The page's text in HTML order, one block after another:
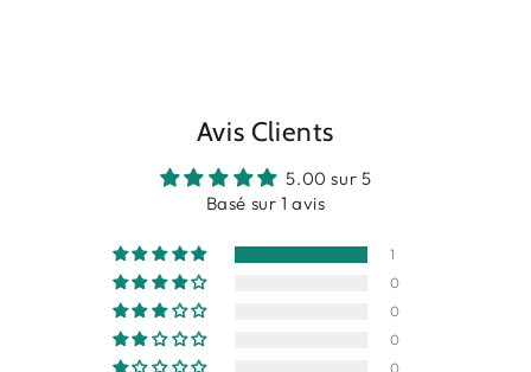
Avis Clients
5.00 sur 5
Basé sur 1 avis
1
0
0
0
0